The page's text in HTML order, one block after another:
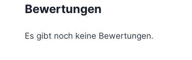
Bewertungen
Es gibt noch keine Bewertungen.